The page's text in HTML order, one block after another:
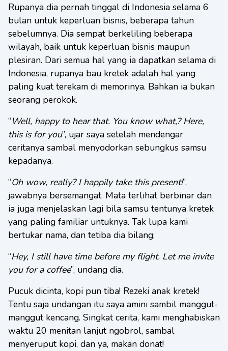
Rupanya dia pernah tinggal di Indonesia selama 6
bulan untuk keperluan bisnis, beberapa tahun
sebelumnya. Dia sempat berkeliling beberapa
wilayah, baik untuk keperluan bisnis maupun
plesiran. Dari semua hal yang ia dapatkan selama di
Indonesia, rupanya bau kretek adalah hal yang
paling kuat terekam di memorinya. Bahkan ia bukan
seorang perokok.
“Well, happy to hear that. You know what,? Here,
this is for you”, ujar saya setelah mendengar
ceritanya sambal menyodorkan sebungkus samsu
kepadanya.
“Oh wow, really? I happily take this present!”,
jawabnya bersemangat. Mata terlihat berbinar dan
ia juga menjelaskan lagi bila samsu tentunya kretek
yang paling familiar untuknya. Tak lupa kami
bertukar nama, dan tetiba dia bilang;
“Hey, I still have time before my flight. Let me invite
you for a coffee”, undang dia.
Pucuk dicinta, kopi pun tiba! Rezeki anak kretek!
Tentu saja undangan itu saya amini sambil manggut-
manggut kencang. Singkat cerita, kami menghabiskan
waktu 20 menitan lanjut ngobrol, sambal
menyeruput kopi, dan ya, makan donat!